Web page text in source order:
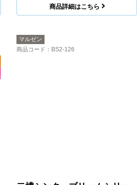
商品詳細はこちら
マルゼン
商品コード ：BS2-126